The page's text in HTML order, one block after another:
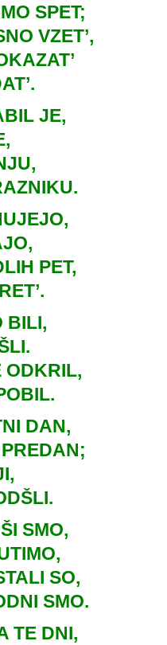
SPET;
VZET’,
JE,
PET,
BILI,
ODKRIL,
DAN,
SMO,
SO,
SMO.
TE DNI,